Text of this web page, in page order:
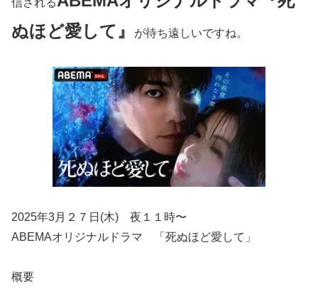
信される
ぬほど愛して』
が待ち遠しいですね。
2025年3月２７日(木) 夜１１時〜
ABEMAオリジナルドラマ 「死ぬほど愛して」
概要